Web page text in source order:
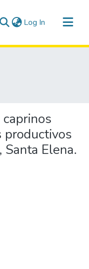
Log In (current)
productivos
Elena.